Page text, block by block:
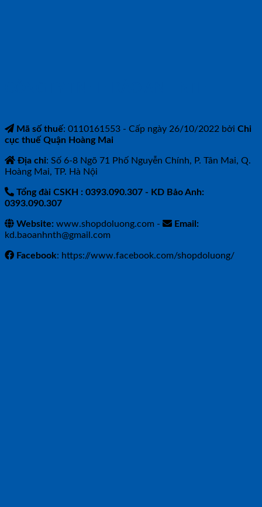
Mã số thuế: 0110161553 - Cấp ngày 26/10/2022 bởi Chi
cục thuế Quận Hoàng Mai
Địa chỉ: Số 6-8 Ngõ 71 Phố Nguyễn Chính, P. Tân Mai, Q.
Hoàng Mai, TP. Hà Nội
Tổng đài CSKH : 0393.090.307 - KD Bảo Anh:
0393.090.307
Website: www.shopdoluong.com -
Email:
kd.baoanhnth@gmail.com
Facebook: https://www.facebook.com/shopdoluong/